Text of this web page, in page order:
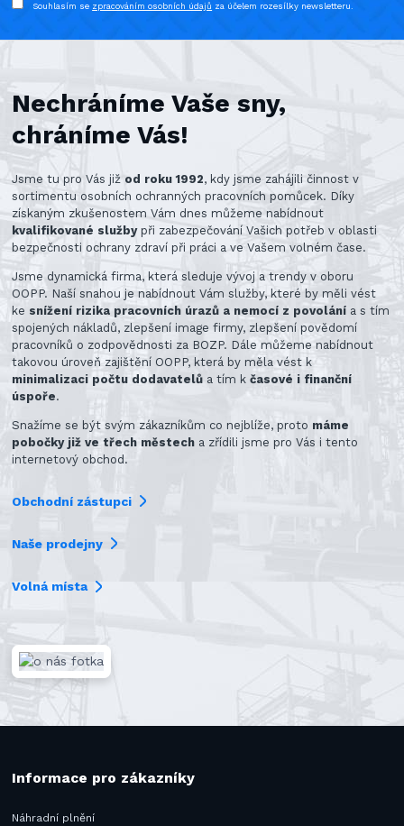
Souhlasím se zpracováním osobních údajů za účelem rozesílky newsletteru.
Nechráníme Vaše sny,
chráníme Vás!
Jsme tu pro Vás již od roku 1992, kdy jsme zahájili činnost v
sortimentu osobních ochranných pracovních pomůcek. Díky
získaným zkušenostem Vám dnes můžeme nabídnout
kvalifikované službypři zabezpečování Vašich potřeb v oblasti
bezpečnosti ochrany zdraví při práci a ve Vašem volném čase.
Jsme dynamická firma, která sleduje vývoj a trendy v oboru
OOPP. Naší snahou je nabídnout Vám služby, které by měli vést
ke snížení rizika pracovních úrazů a nemocí z povolání a s tím
spojených nákladů, zlepšení image firmy, zlepšení povědomí
pracovníků o zodpovědnosti za BOZP. Dále můžeme nabídnout
takovou úroveň zajištění OOPP, která by měla vést k
minimalizaci počtu dodavatelů a tím kčasové i finanční
úspoře.
Snažíme se být svým zákazníkům co nejblíže, proto máme
pobočky již ve třech městech a zřídili jsme pro Vás i tento
internetový obchod.
Obchodní zástupci
Naše prodejny
Volná místa
Informace pro zákazníky
Náhradní plnění